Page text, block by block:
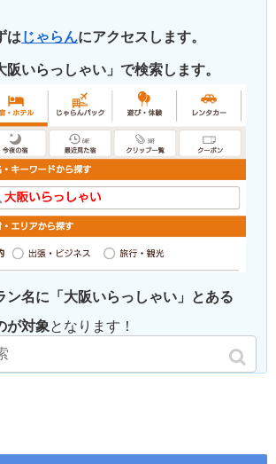
はじゃらんにアクセスします。
阪いらっしゃい」で検索します。
ン名に「大阪いらっしゃい」とある
が対象となります！